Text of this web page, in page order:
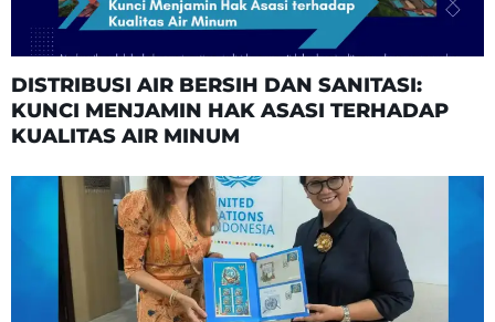
DISTRIBUSI AIR BERSIH DAN SANITASI:
KUNCI MENJAMIN HAK ASASI TERHADAP
KUALITAS AIR MINUM